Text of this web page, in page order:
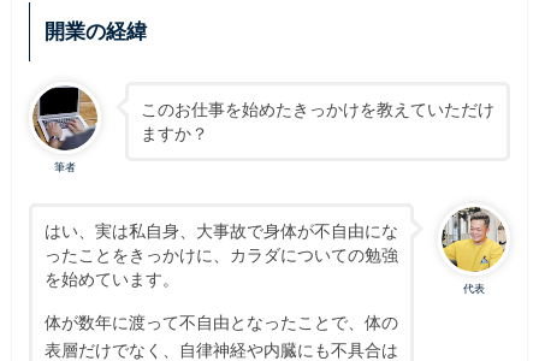
開業の経緯
筆者
このお仕事を始めたきっかけを教えていただけ
ますか？
代表
はい、実は私自身、大事故で身体が不自由にな
ったことをきっかけに、カラダについての勉強
を始めています。
体が数年に渡って不自由となったことで、体の
表層だけでなく、自律神経や内臓にも不具合は